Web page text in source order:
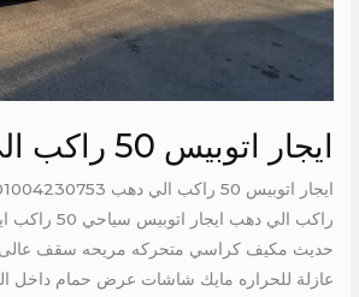
ايجار اتوبيس 50 راكب الي دهب
راكب الي دهب
حديث مكيف كراسي متحركه مريحه سقف عالى
عازلة للحراره مايك شاشات عرض حمام داخل